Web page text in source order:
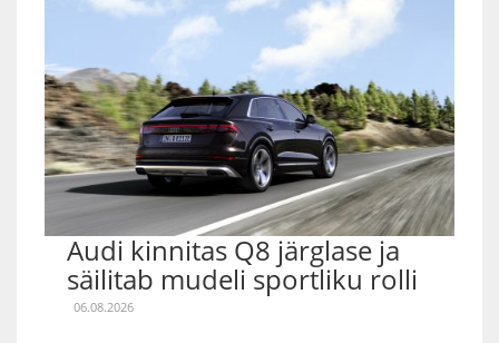
Audi kinnitas Q8 järglase ja
säilitab mudeli sportliku rolli
06.08.2026